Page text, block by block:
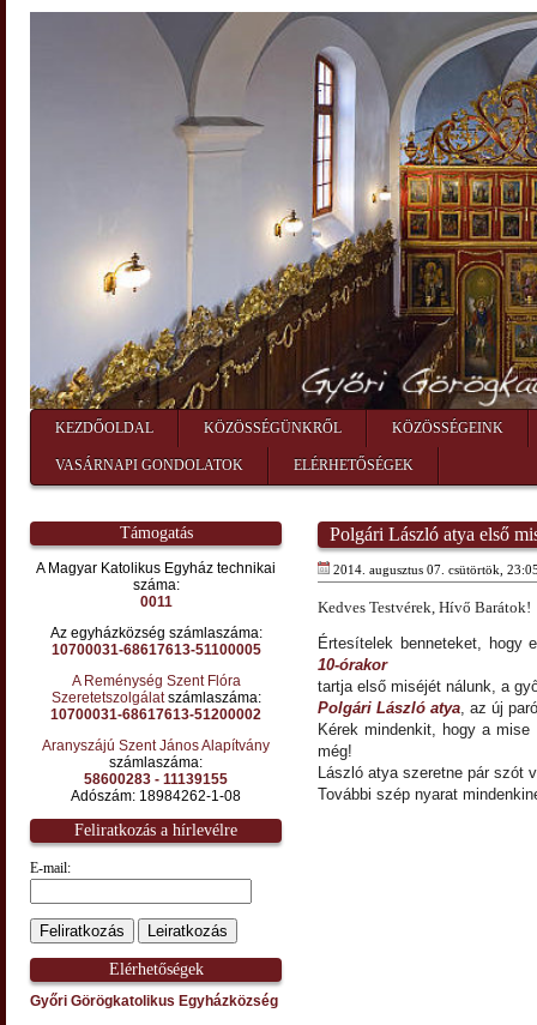
KEZDŐOLDAL KÖZÖSSÉGÜNKRŐL KÖZÖSSÉGEINK
VASÁRNAPI GONDOLATOK ELÉRHETŐSÉGEK
Támogatás
A Magyar Katolikus Egyház technikai
száma:
0011
Az egyházközség számlaszáma:
10700031-68617613-51100005
A Reménység Szent Flóra
Szeretetszolgálatszámlaszáma:
10700031-68617613-51200002
Aranyszájú Szent János Alapítvány
számlaszáma:
58600283 - 11139155
Adószám: 18984262-1-08
Feliratkozás a hírlevélre
E-mail:
Elérhetőségek
Győri Görögkatolikus Egyházközség
Polgári László atya első
2014. augusztus 07. csütörtök,
Kedves Testvérek, Hívő Barátok!
Értesítelek benneteket, hogy
10-órakor
tartja első miséjét nálunk, a
Polgári László atya, az új
Kérek mindenkit, hogy a
még!
László atya szeretne pár szót
További szép nyarat